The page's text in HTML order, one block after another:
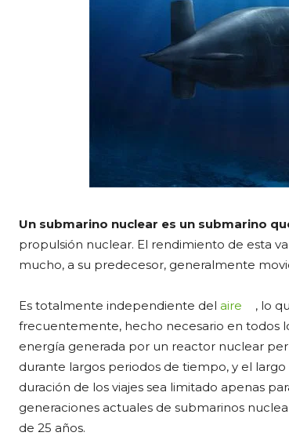
Un submarino nuclear es un submarino
propulsión nuclear. El rendimiento de esta
mucho, a su predecesor, generalmente
Es totalmente independiente del aire
, lo
frecuentemente, hecho necesario en todos
energía generada por un reactor nuclear
durante largos periodos de tiempo, y el
duración de los viajes sea limitado apenas
generaciones actuales de submarinos
de 25 años.